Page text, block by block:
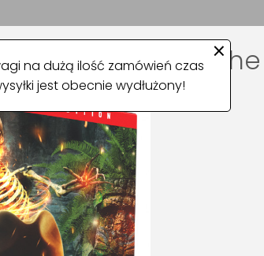
na dużą ilość zamówień czas
jest obecnie wydłużony!
×